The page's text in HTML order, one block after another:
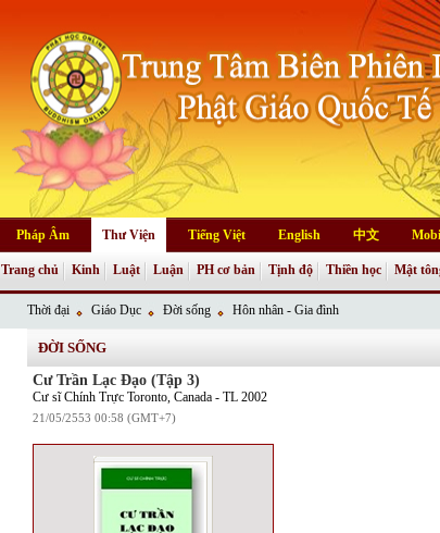
Pháp Âm Thư Viện Tiếng Việt English 中文
Trang chủ Kinh Luật Luận PH cơ bản Tịnh độ Thiền học Mật
Thời đại Giáo Dục Đời sống Hôn nhân - Gia đình
ĐỜI SỐNG
Cư Trần Lạc Ðạo (Tập 3)
Cư sĩ Chính Trực Toronto, Canada - TL 2002
21/05/2553 00:58 (GMT+7)